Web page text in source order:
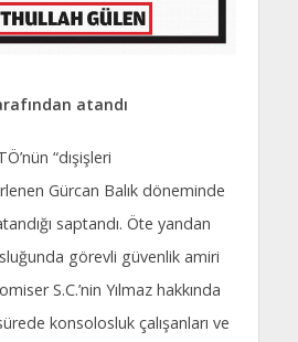
atandı
“dışişleri
Gürcan Balık döneminde
saptandı. Öte yandan
görevli güvenlik amiri
S.C.’nin Yılmaz hakkında
konsolosluk çalışanları ve